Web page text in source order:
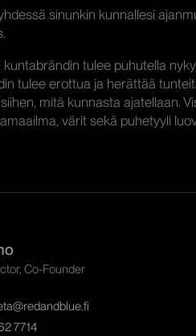
sinunkin kunnallesi
kuntabrändin tulee puhutella
tulee erottua ja herättää
mitä kunnasta ajatellaan.
värit sekä puhetyyli
Co-Founder
7714